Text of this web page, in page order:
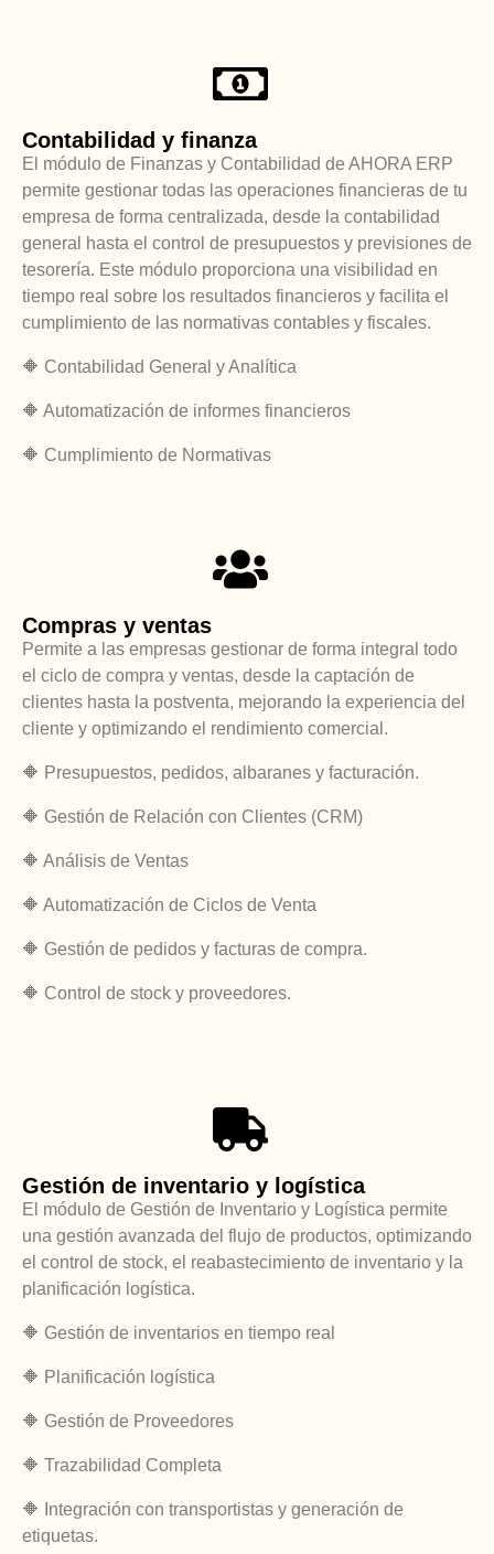
Contabilidad y finanza
El módulo de Finanzas y Contabilidad de AHORA ERP
permite gestionar todas las operaciones financieras de tu
empresa de forma centralizada, desde la contabilidad
general hasta el control de presupuestos y previsiones de
tesorería. Este módulo proporciona una visibilidad en
tiempo real sobre los resultados financieros y facilita el
cumplimiento de las normativas contables y fiscales.
🔶 Contabilidad General y Analítica
🔶 Automatización de informes financieros
🔶 Cumplimiento de Normativas
Compras y ventas
Permite a las empresas gestionar de forma integral todo
el ciclo de compra y ventas, desde la captación de
clientes hasta la postventa, mejorando la experiencia del
cliente y optimizando el rendimiento comercial.
🔶 Presupuestos, pedidos, albaranes y facturación.
🔶 Gestión de Relación con Clientes (CRM)
🔶 Análisis de Ventas
🔶 Automatización de Ciclos de Venta
🔶 Gestión de pedidos y facturas de compra.
🔶 Control de stock y proveedores.
Gestión de inventario y logística
El módulo de Gestión de Inventario y Logística permite
una gestión avanzada del flujo de productos, optimizando
el control de stock, el reabastecimiento de inventario y la
planificación logística.
🔶 Gestión de inventarios en tiempo real
🔶 Planificación logística
🔶 Gestión de Proveedores
🔶 Trazabilidad Completa
🔶
Integración con transportistas y generación de
etiquetas.